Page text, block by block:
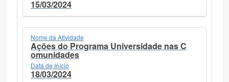
15/03/2024
Nome da Atividade
Ações do Programa Universidade nas C
omunidades
Data de Início
18/03/2024